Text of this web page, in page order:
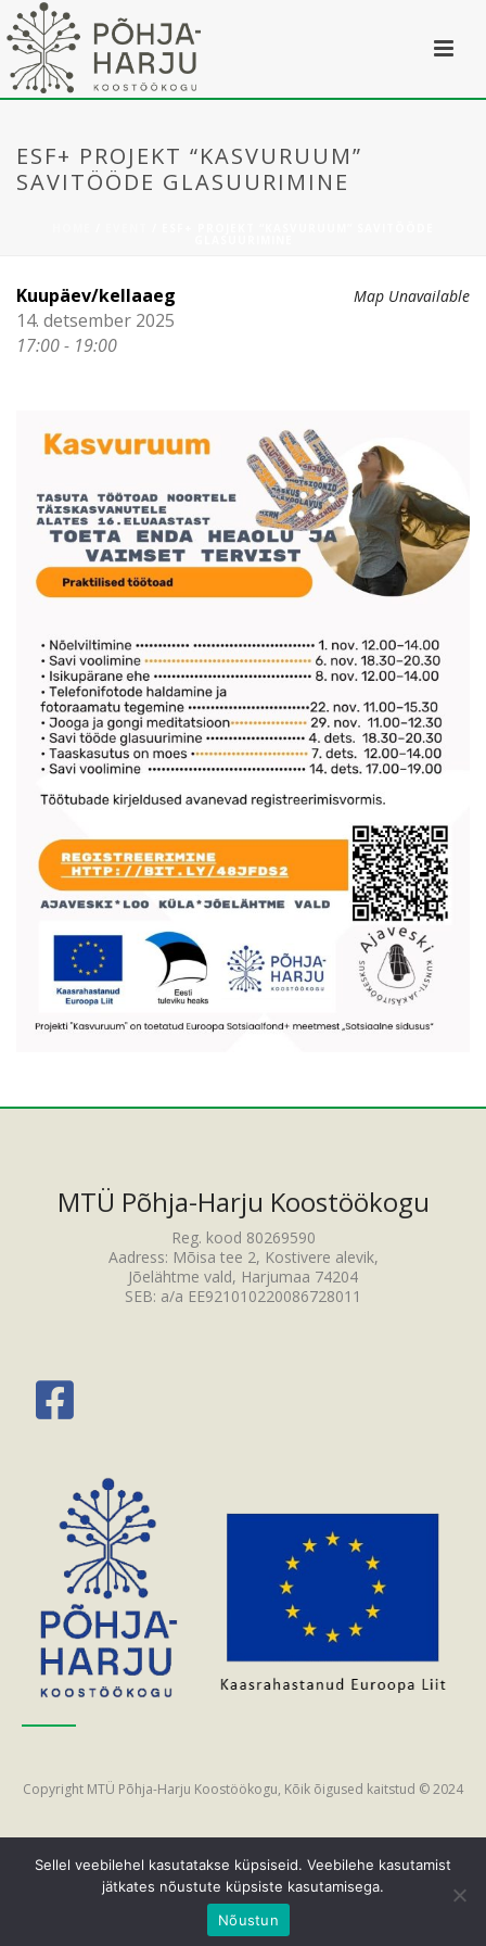
ESF+ PROJEKT “KASVURUUM”
SAVITÖÖDE GLASUURIMINE
Map Unavailable
Kuupäev/kellaaeg
14. detsember 2025
17:00 - 19:00
MTÜ Põhja-Harju Koostöökogu
Reg. kood 80269590
Aadress: Mõisa tee 2, Kostivere alevik,
Jõelähtme vald, Harjumaa 74204
SEB: a/a EE921010220086728011
Copyright MTÜ Põhja-Harju Koostöökogu, Kõik õigused kaitstud © 2024
Sellel veebilehel kasutatakse küpsiseid. Veebilehe kasutamist
jätkates nõustute küpsiste kasutamisega.
Nõustun